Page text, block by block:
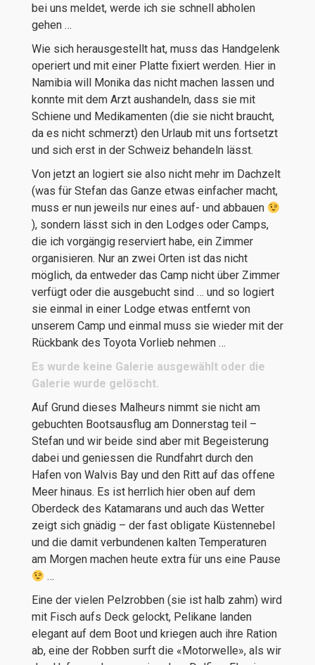
bei uns meldet, werde ich sie schnell abholen
gehen …
Wie sich herausgestellt hat, muss das Handgelenk
operiert und mit einer Platte fixiert werden. Hier in
Namibia will Monika das nicht machen lassen und
konnte mit dem Arzt aushandeln, dass sie mit
Schiene und Medikamenten (die sie nicht braucht,
da es nicht schmerzt) den Urlaub mit uns fortsetzt
und sich erst in der Schweiz behandeln lässt.
Von jetzt an logiert sie also nicht mehr im Dachzelt
(was für Stefan das Ganze etwas einfacher macht,
muss er nun jeweils nur eines auf- und abbauen
), sondern lässt sich in den Lodges oder Camps,
die ich vorgängig reserviert habe, ein Zimmer
organisieren. Nur an zwei Orten ist das nicht
möglich, da entweder das Camp nicht über Zimmer
verfügt oder die ausgebucht sind … und so logiert
sie einmal in einer Lodge etwas entfernt von
unserem Camp und einmal muss sie wieder mit der
Rückbank des Toyota Vorlieb nehmen …
Es wurde keine Galerie ausgewählt oder die
Galerie wurde gelöscht.
Auf Grund dieses Malheurs nimmt sie nicht am
gebuchten Bootsausflug am Donnerstag teil –
Stefan und wir beide sind aber mit Begeisterung
dabei und geniessen die Rundfahrt durch den
Hafen von Walvis Bay und den Ritt auf das offene
Meer hinaus. Es ist herrlich hier oben auf dem
Oberdeck des Katamarans und auch das Wetter
zeigt sich gnädig – der fast obligate Küstennebel
und die damit verbundenen kalten Temperaturen
am Morgen machen heute extra für uns eine Pause
…
Eine der vielen Pelzrobben (sie ist halb zahm) wird
mit Fisch aufs Deck gelockt, Pelikane landen
elegant auf dem Boot und kriegen auch ihre Ration
ab, eine der Robben surft die «Motorwelle», als wir